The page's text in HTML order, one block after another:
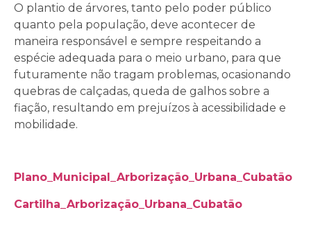
O plantio de árvores, tanto pelo poder público
quanto pela população, deve acontecer de
maneira responsável e sempre respeitando a
espécie adequada para o meio urbano, para que
futuramente não tragam problemas, ocasionando
quebras de calçadas, queda de galhos sobre a
fiação, resultando em prejuízos à acessibilidade e
mobilidade.
Plano_Municipal_Arborização_Urbana_Cubatão
Cartilha_Arborização_Urbana_Cubatão